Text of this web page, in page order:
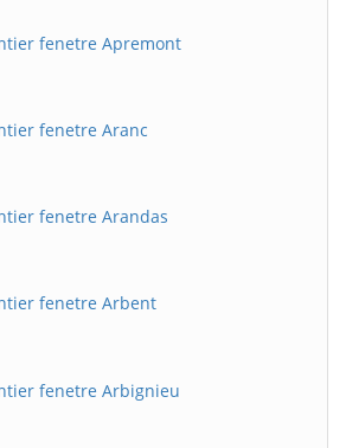
fenetre Apremont
fenetre Aranc
fenetre Arandas
fenetre Arbent
fenetre Arbignieu